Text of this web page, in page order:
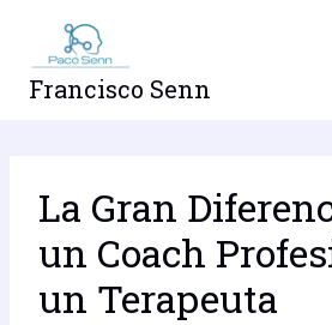
contenido
Francisco Senn
La Gran
un Coach
un Terapeuta